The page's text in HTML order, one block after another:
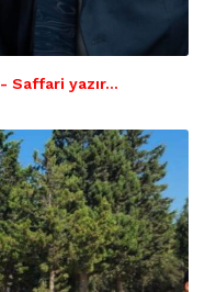
- Saffari yazır…